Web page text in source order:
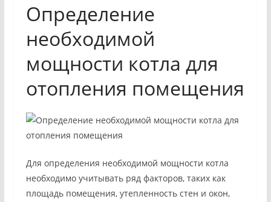
Определение
необходимой
мощности котла для
отопления помещения
Для определения необходимой мощности котла
необходимо учитывать ряд факторов, таких как
площадь помещения, утепленность стен и окон,